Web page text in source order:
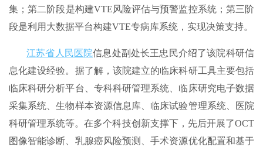
集；第二阶段是构建VTE风险评估与预警监控系统；第三阶
段是利用大数据平台构建VTE专病库系统，实现决策支持。
江苏省人民医院信息处副处长王忠民介绍了该院科研信
息化建设经验。据了解，该院建立的临床科研工具主要包括
临床科研分析平台、专科科研管理系统、临床研究电子数据
采集系统、生物样本资源信息库、临床试验管理系统、医院
科研管理系统等。在多个科技创新支撑下，先后开展了OCT
图像智能诊断、乳腺癌风险预测、手术资源优化配置和基于